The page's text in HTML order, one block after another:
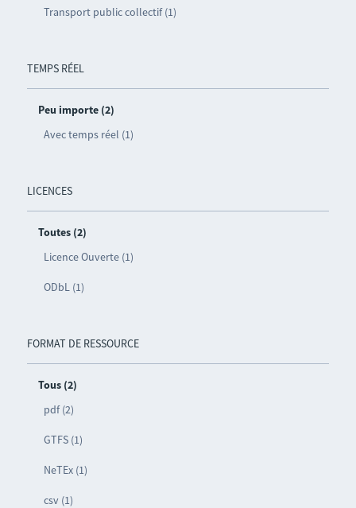
Transport public collectif (1)
TEMPS RÉEL
Peu importe (2)
Avec temps réel (1)
LICENCES
Toutes (2)
Licence Ouverte (1)
ODbL (1)
FORMAT DE RESSOURCE
Tous (2)
pdf (2)
GTFS (1)
NeTEx (1)
csv (1)